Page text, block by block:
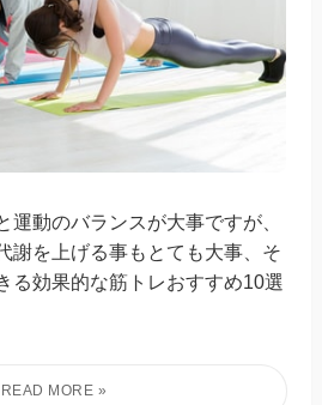
運動のバランスが大事ですが、
謝を上げる事もとても大事、そ
る効果的な筋トレおすすめ10選